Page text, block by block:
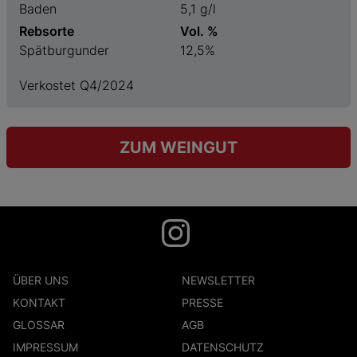
Baden
5,1 g/l
Rebsorte
Spätburgunder
Vol. %
12,5%
Verkostet Q4/2024
ZUM WEINGUT
ÜBER UNS
NEWSLETTER
KONTAKT
PRESSE
GLOSSAR
AGB
IMPRESSUM
DATENSCHUTZ